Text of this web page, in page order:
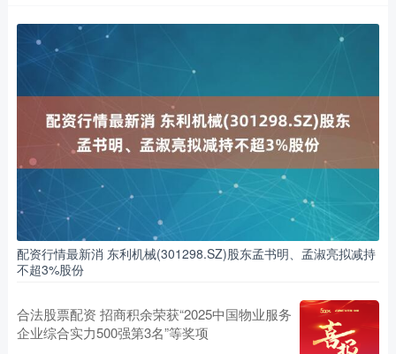
配资行情最新消 东利机械(301298.SZ)股东孟书明、孟淑亮拟减持
不超3%股份
合法股票配资 招商积余荣获“2025中国物业服务
企业综合实力500强第3名”等奖项